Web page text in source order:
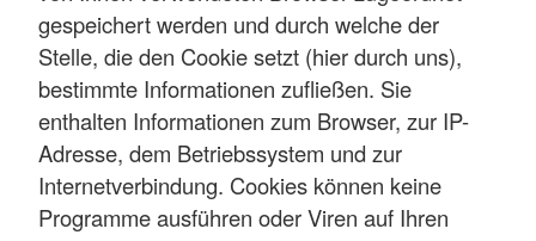
gespeichert werden und durch welche der
Stelle, die den Cookie setzt (hier durch uns),
bestimmte Informationen zufließen. Sie
enthalten Informationen zum Browser, zur IP-
Adresse, dem Betriebssystem und zur
Internetverbindung. Cookies können keine
Programme ausführen oder Viren auf Ihren